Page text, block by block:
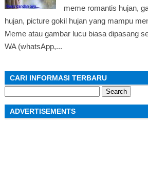
meme romantis hujan,
hujan, picture gokil hujan yang mampu
Meme atau gambar lucu biasa dipasang
WA (whatsApp,...
CARI INFORMASI TERBARU
for:
ADVERTISEMENTS